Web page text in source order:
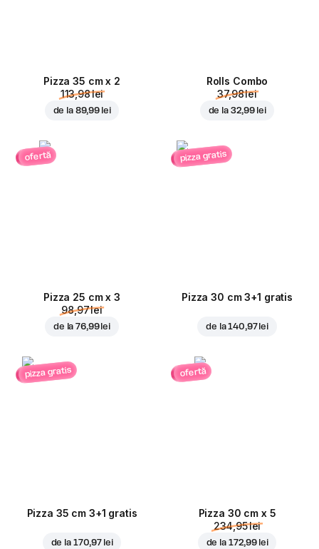
Pizza 35 cm x 2
113,98 lei
de la 89,99 lei
Rolls Combo
37,98 lei
de la 32,99 lei
ofertă
Pizza 25 cm x 3
98,97 lei
de la76,99 lei
pizza gratis
Pizza 30 cm 3+1 gratis
de la140,97 lei
pizza gratis
Pizza 35 cm 3+1 gratis
de la 170,97 lei
ofertă
Pizza 30 cm x 5
234,95 lei
de la 172,99 lei